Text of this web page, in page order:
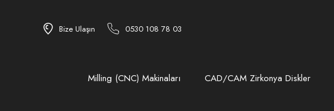
Bize Ulaşın 0530 108 78 03
Milling (CNC) Makinaları CAD/CAM Zirkonya Diskler